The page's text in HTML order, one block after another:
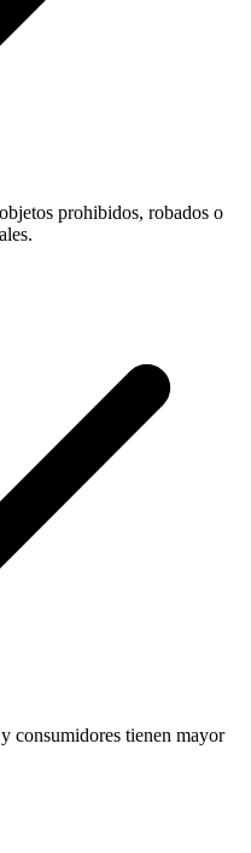
prohibidos, robados o
consumidores tienen mayor